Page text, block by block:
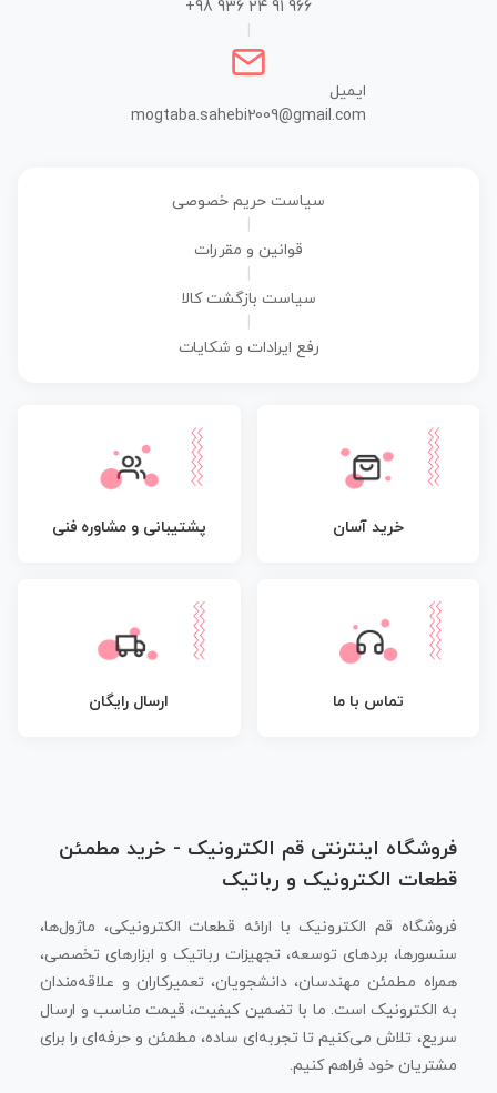
+98 936 24 91 966
ایمیل
mogtaba.sahebi2009@gmail.com
سیاست حریم خصوصی
قوانین و مقررات
سیاست بازگشت کالا
رفع ایرادات و شکایات
خرید آسان پشتیبانی و مشاوره فنی
تماس با ما ارسال رایگان
فروشگاه اینترنتی قم الکترونیک - خرید مطمئن
قطعات الکترونیک و رباتیک
فروشگاه قم الکترونیک با ارائه قطعات الکترونیکی، ماژول‌ها،
سنسورها، بردهای توسعه، تجهیزات رباتیک و ابزارهای تخصصی،
همراه مطمئن مهندسان، دانشجویان، تعمیرکاران و علاقه‌مندان
به الکترونیک است. ما با تضمین کیفیت، قیمت مناسب و ارسال
سریع، تلاش می‌کنیم تا تجربه‌ای ساده، مطمئن و حرفه‌ای را برای
مشتریان خود فراهم کنیم.